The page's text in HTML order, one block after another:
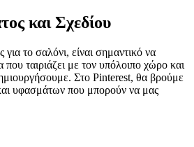
και Σχεδίου
το σαλόνι, είναι σημαντικό να
ταιριάζει με τον υπόλοιπο χώρο και
Στο Pinterest, θα βρούμε
υφασμάτων που μπορούν να μας